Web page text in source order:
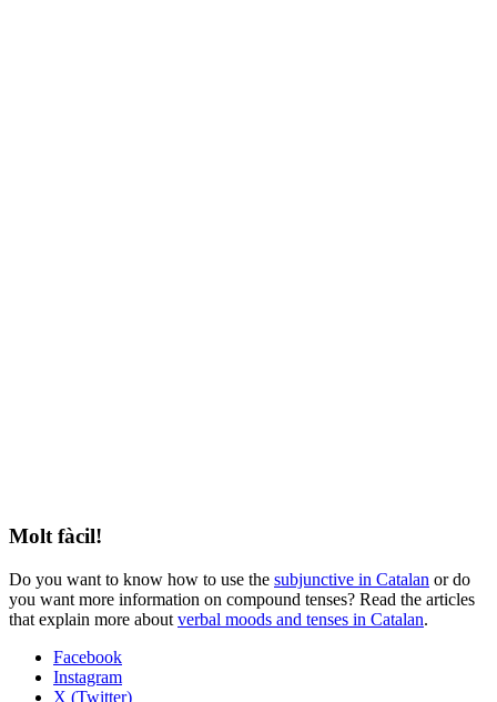
Molt fàcil!
Do you want to know how to use the subjunctive in Catalan or do
you want more information on compound tenses? Read the articles
that explain more about verbal moods and tenses in Catalan.
Facebook
Instagram
X (Twitter)